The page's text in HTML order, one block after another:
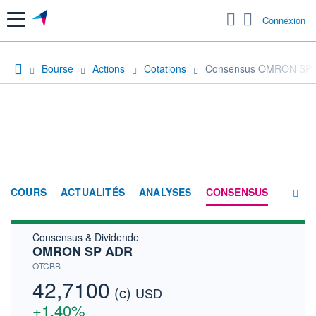
Menu Connexion
Bourse Actions Cotations Consensus OMRON SP
COURS ACTUALITÉS ANALYSES CONSENSUS
ACTIONNAIRES
Consensus & Dividende
OMRON SP ADR
OTCBB
42,7100 (c) USD
+1,40%